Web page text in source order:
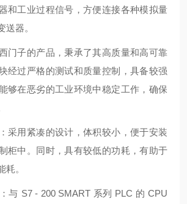
和工业过程信号，方便连接各种模拟量
送器。
门子的产品，秉承了其高质量和高可靠
经过严格的测试和质量控制，具备较强
够在恶劣的工业环境中稳定工作，确保
采用紧凑的设计，体积较小，便于安装
柜中。同时，具有较低的功耗，有助于
耗。
与 S7 - 200 SMART 系列 PLC 的 CPU